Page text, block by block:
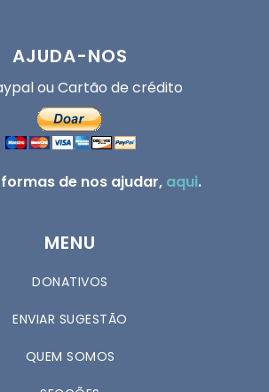
AJUDA-NOS
ou Cartão de crédito
de nos ajudar, aqui.
MENU
DONATIVOS
ENVIAR SUGESTÃO
QUEM SOMOS